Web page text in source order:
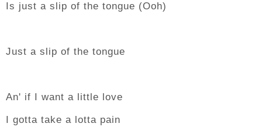
Is just a slip of the tongue (Ooh)
Just a slip of the tongue
An' if I want a little love
I gotta take a lotta pain